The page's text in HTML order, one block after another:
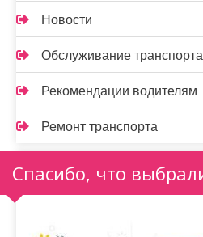
Новости
Обслуживание транспорта
Рекомендации водителям
Ремонт транспорта
Спасибо, что